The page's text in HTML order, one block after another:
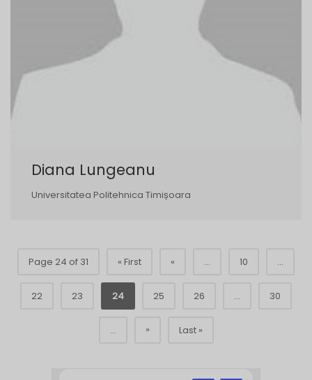
Diana Lungeanu
Universitatea Politehnica Timișoara
Page 24 of 31 « First « ... 10 ...
22 23 24 25 26 ... 30
... » Last »